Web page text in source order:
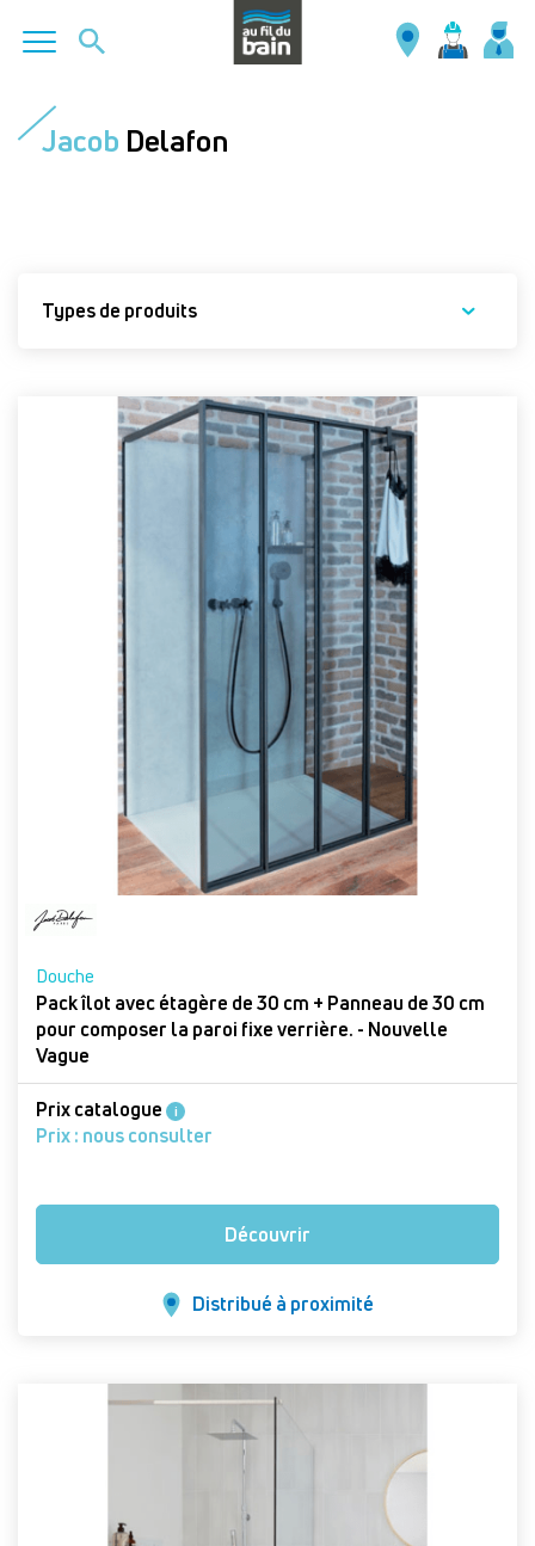
contenuJacob Delafon
Types de produits
Douche
Pack îlot avec étagère de 30 cm + Panneau de 30 cm
pour composer la paroi fixe verrière. - Nouvelle
Vague
Prix catalogue i
Prix : nous consulter
Découvrir
Distribué à proximité